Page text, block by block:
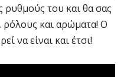
του και θα σας
ρόλους και αρώματα! Ο
να είναι και έτσι!